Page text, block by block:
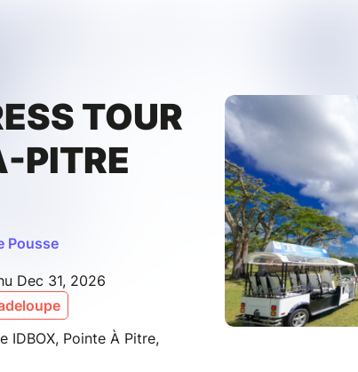
TOUR
PITRE
Pousse
Dec 31, 2026
IDBOX, Pointe À Pitre,